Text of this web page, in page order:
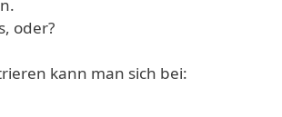
oder?
kann man sich bei: